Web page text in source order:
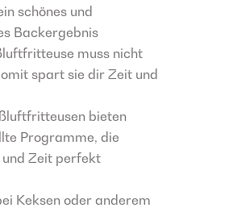
schönes und
Backergebnis
muss nicht
spart sie dir Zeit und
bieten
Programme, die
Zeit perfekt
Keksen oder anderem